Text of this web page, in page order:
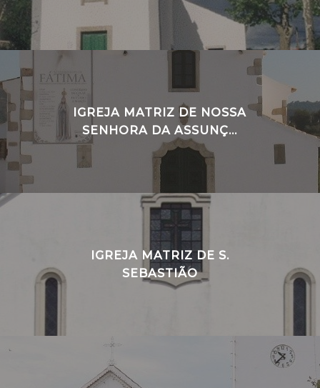
IGREJA MATRIZ DE NOSSA
SENHORA DA ASSUNÇ...
IGREJA MATRIZ DE S.
SEBASTIÃO